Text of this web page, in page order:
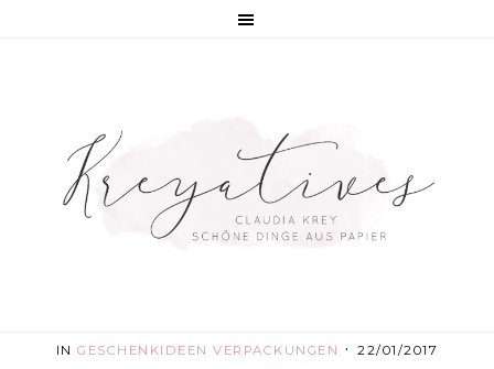
INGESCHENKIDEEN VERPACKUNGEN ·22/01/2017